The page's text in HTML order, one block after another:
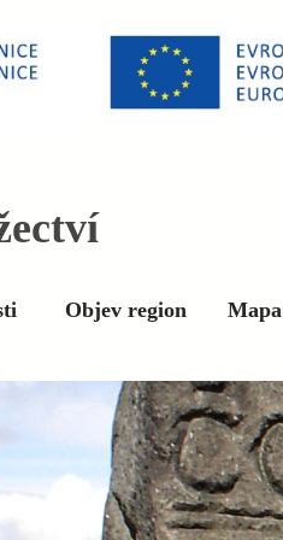
Objev region Mapa